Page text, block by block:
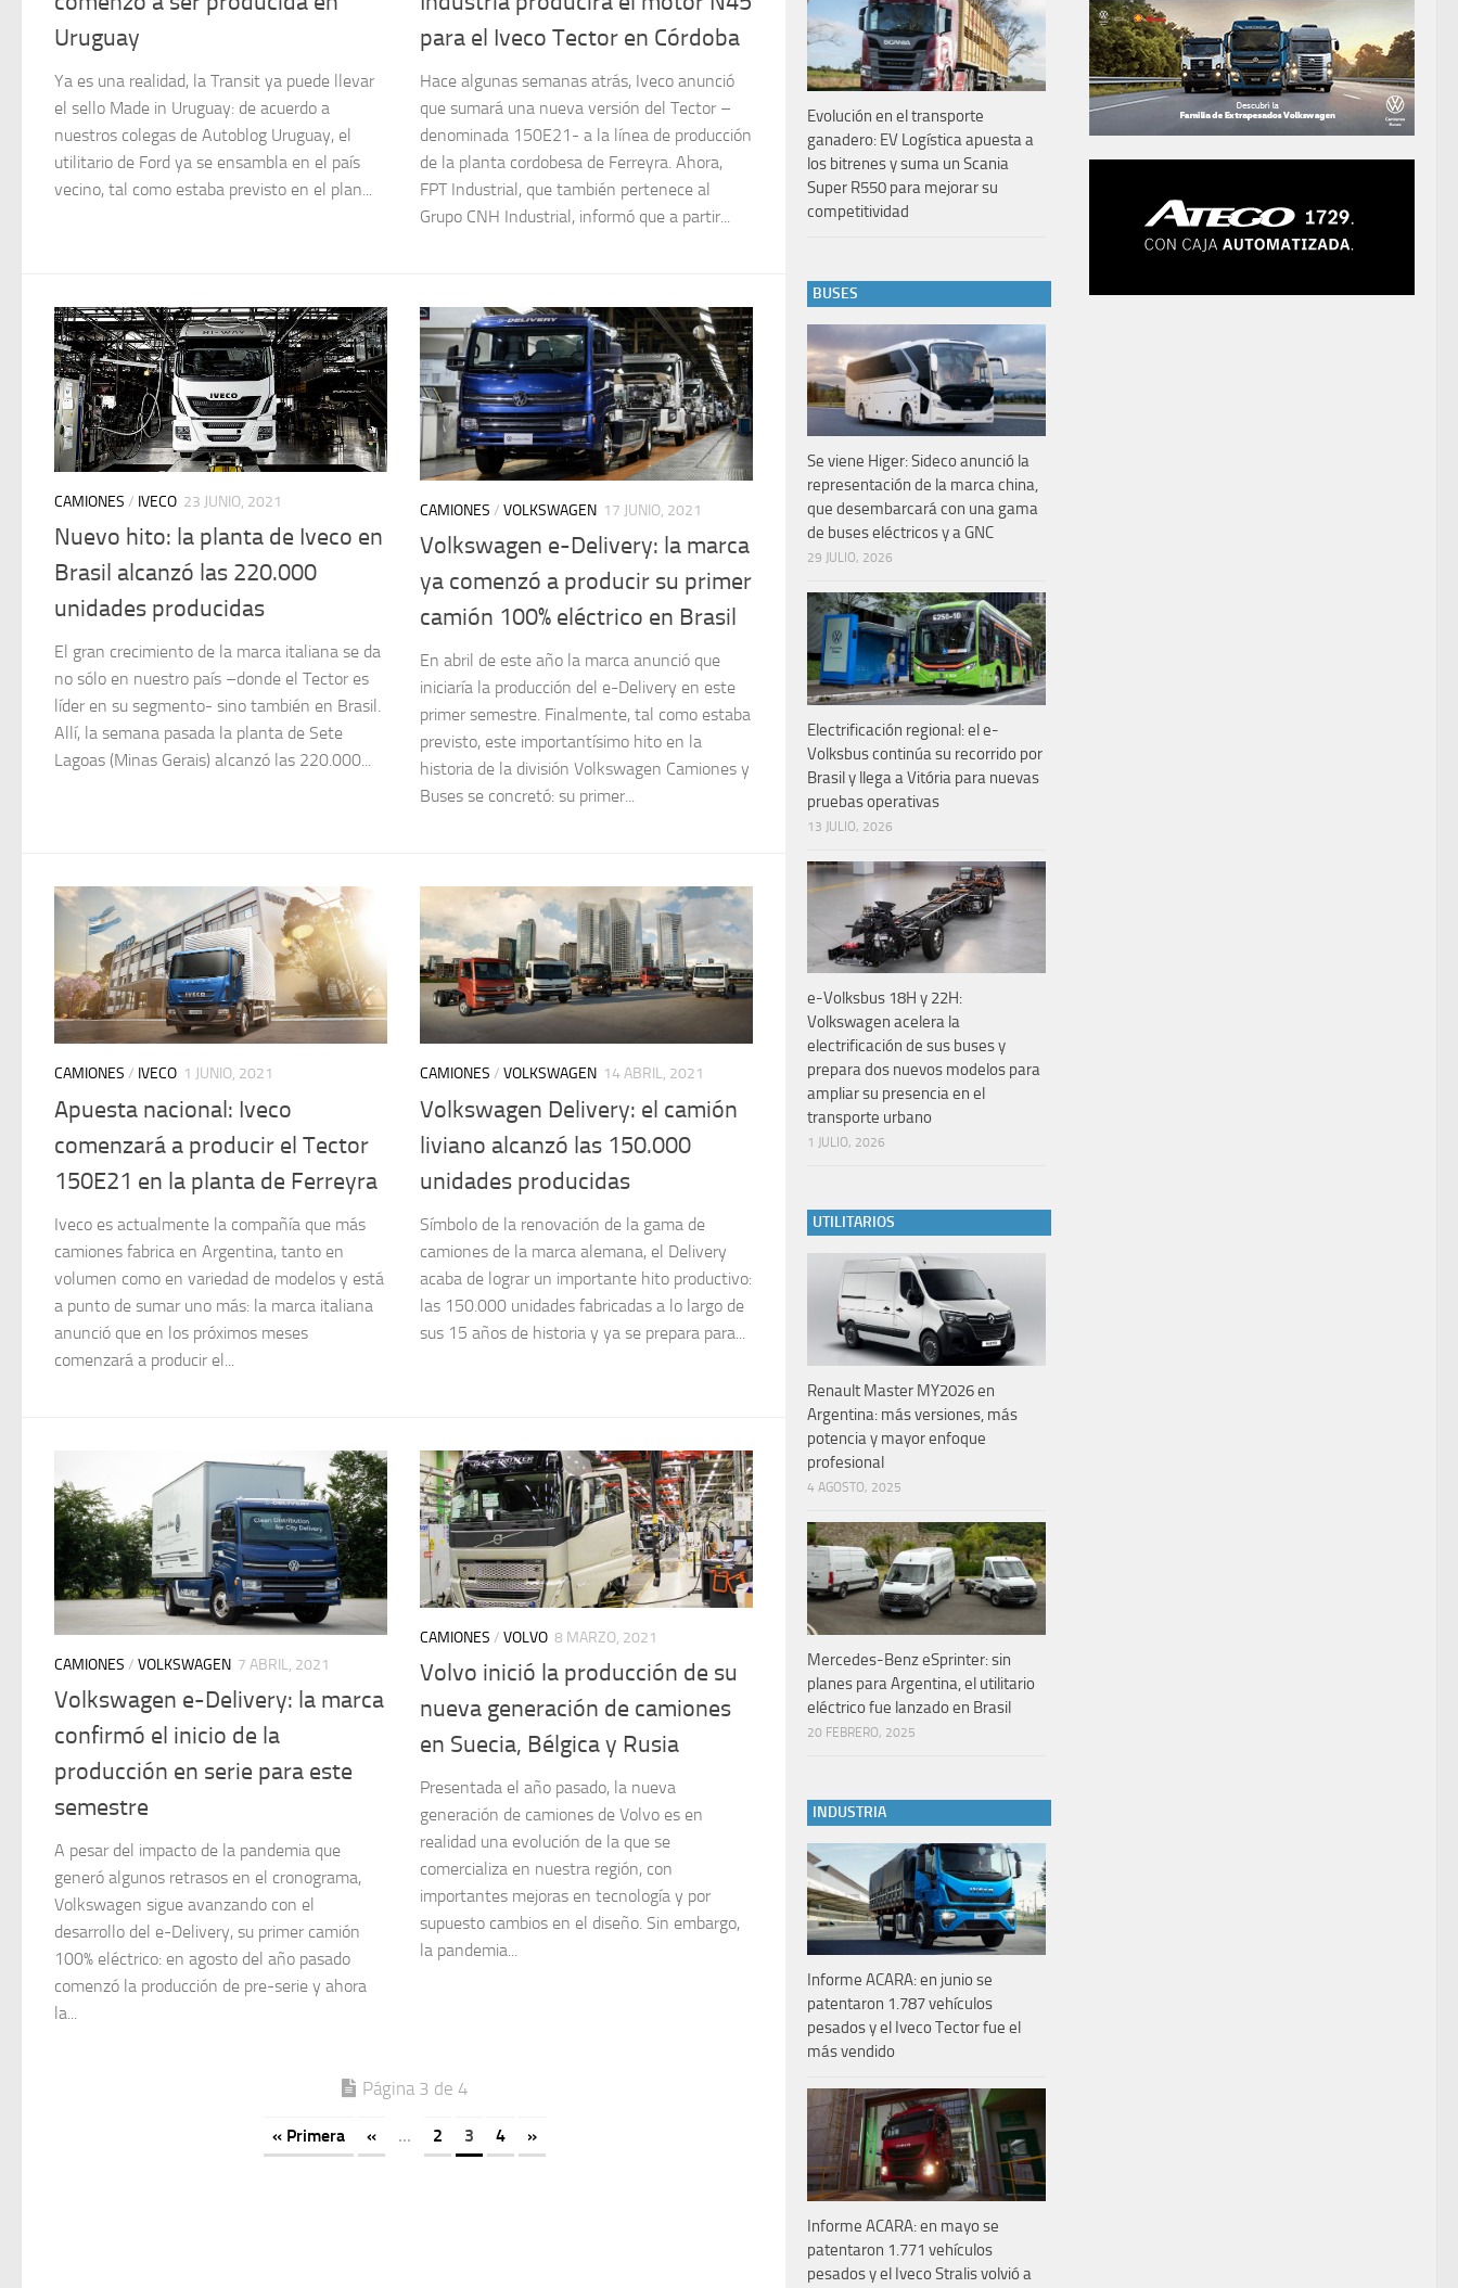
Uruguay
Ya es una realidad, la Transit ya puede llevar
el sello Made in Uruguay: de acuerdo a
nuestros colegas de Autoblog Uruguay, el
utilitario de Ford ya se ensambla en el país
vecino, tal como estaba previsto en el plan...
para el Iveco Tector en Córdoba
Hace algunas semanas atrás, Iveco anunció
que sumará una nueva versión del Tector –
denominada 150E21- a la línea de producción
de la planta cordobesa de Ferreyra. Ahora,
FPT Industrial, que también pertenece al
Grupo CNH Industrial, informó que a partir...
CAMIONES / IVECO 23 JUNIO, 2021
Nuevo hito: la planta de Iveco en
Brasil alcanzó las 220.000
unidades producidas
El gran crecimiento de la marca italiana se da
no sólo en nuestro país –donde el Tector es
líder en su segmento- sino también en Brasil.
Allí, la semana pasada la planta de Sete
Lagoas (Minas Gerais) alcanzó las 220.000...
CAMIONES / VOLKSWAGEN 17 JUNIO, 2021
Volkswagen e-Delivery: la marca
ya comenzó a producir su primer
camión 100% eléctrico en Brasil
En abril de este año la marca anunció que
iniciaría la producción del e-Delivery en este
primer semestre. Finalmente, tal como estaba
previsto, este importantísimo hito en la
historia de la división Volkswagen Camiones y
Buses se concretó: su primer...
CAMIONES / IVECO 1 JUNIO, 2021
Apuesta nacional: Iveco
comenzará a producir el Tector
150E21 en la planta de Ferreyra
Iveco es actualmente la compañía que más
camiones fabrica en Argentina, tanto en
volumen como en variedad de modelos y está
a punto de sumar uno más: la marca italiana
anunció que en los próximos meses
comenzará a producir el...
CAMIONES / VOLKSWAGEN 14 ABRIL, 2021
Volkswagen Delivery: el camión
liviano alcanzó las 150.000
unidades producidas
Símbolo de la renovación de la gama de
camiones de la marca alemana, el Delivery
acaba de lograr un importante hito productivo:
las 150.000 unidades fabricadas a lo largo de
sus 15 años de historia y ya se prepara para...
CAMIONES / VOLKSWAGEN 7 ABRIL, 2021
Volkswagen e-Delivery: la marca
confirmó el inicio de la
producción en serie para este
semestre
A pesar del impacto de la pandemia que
generó algunos retrasos en el cronograma,
Volkswagen sigue avanzando con el
desarrollo del e-Delivery, su primer camión
100% eléctrico: en agosto del año pasado
comenzó la producción de pre-serie y ahora
la...
CAMIONES / VOLVO 8 MARZO, 2021
Volvo inició la producción de su
nueva generación de camiones
en Suecia, Bélgica y Rusia
Presentada el año pasado, la nueva
generación de camiones de Volvo es en
realidad una evolución de la que se
comercializa en nuestra región, con
importantes mejoras en tecnología y por
supuesto cambios en el diseño. Sin embargo,
la pandemia...
Página 3 de 4
« Primera « ... 2 3 4 »
Evolución en el transporte
ganadero: EV Logística apuesta a
los bitrenes y suma un Scania
Super R550 para mejorar su
competitividad
BUSES
Se viene Higer: Sideco anunció la
representación de la marca china,
que desembarcará con una gama
de buses eléctricos y a GNC
29 JULIO, 2026
Electrificación regional: el e-
Volksbus continúa su recorrido por
Brasil y llega a Vitória para nuevas
pruebas operativas
13 JULIO, 2026
e-Volksbus 18H y 22H:
Volkswagen acelera la
electrificación de sus buses y
prepara dos nuevos modelos para
ampliar su presencia en el
transporte urbano
1 JULIO, 2026
UTILITARIOS
Renault Master MY2026 en
Argentina: más versiones, más
potencia y mayor enfoque
profesional
4 AGOSTO, 2025
Mercedes-Benz eSprinter: sin
planes para Argentina, el utilitario
eléctrico fue lanzado en Brasil
20 FEBRERO, 2025
INDUSTRIA
Informe ACARA: en junio se
patentaron 1.787 vehículos
pesados y el Iveco Tector fue el
más vendido
Informe ACARA: en mayo se
patentaron 1.771 vehículos
pesados y el Iveco Stralis volvió a